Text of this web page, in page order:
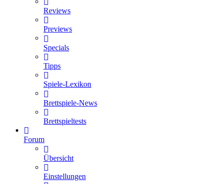
Reviews
Previews
Specials
Tipps
Spiele-Lexikon
Brettspiele-News
Brettspieltests
Forum
Übersicht
Einstellungen